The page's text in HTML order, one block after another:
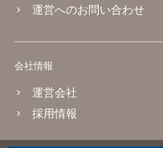
運営へのお問い合わせ
会社情報
運営会社
採用情報